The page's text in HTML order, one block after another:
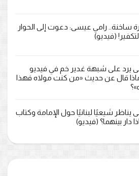
ساخنة.. رامي عيسى: دعوت إلى الحوار
(فيديو)
يرد على شبهة غدير خم في فيديو
قال عن حديث «من كنت مولاه فهذا
يناظر شيعيًا لبنانيًا حول الإمامة وكتاب
دار بينهما؟ (فيديو)